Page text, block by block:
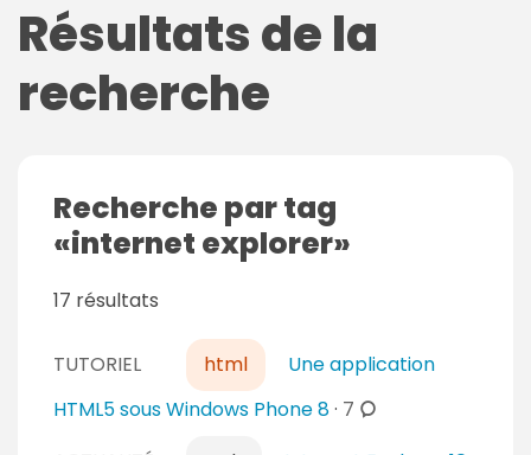
Résultats de la
recherche
Recherche par tag
internet explorer
17 résultats
TUTORIEL html
Une application
HTML5 sous Windows Phone 8· 7 c